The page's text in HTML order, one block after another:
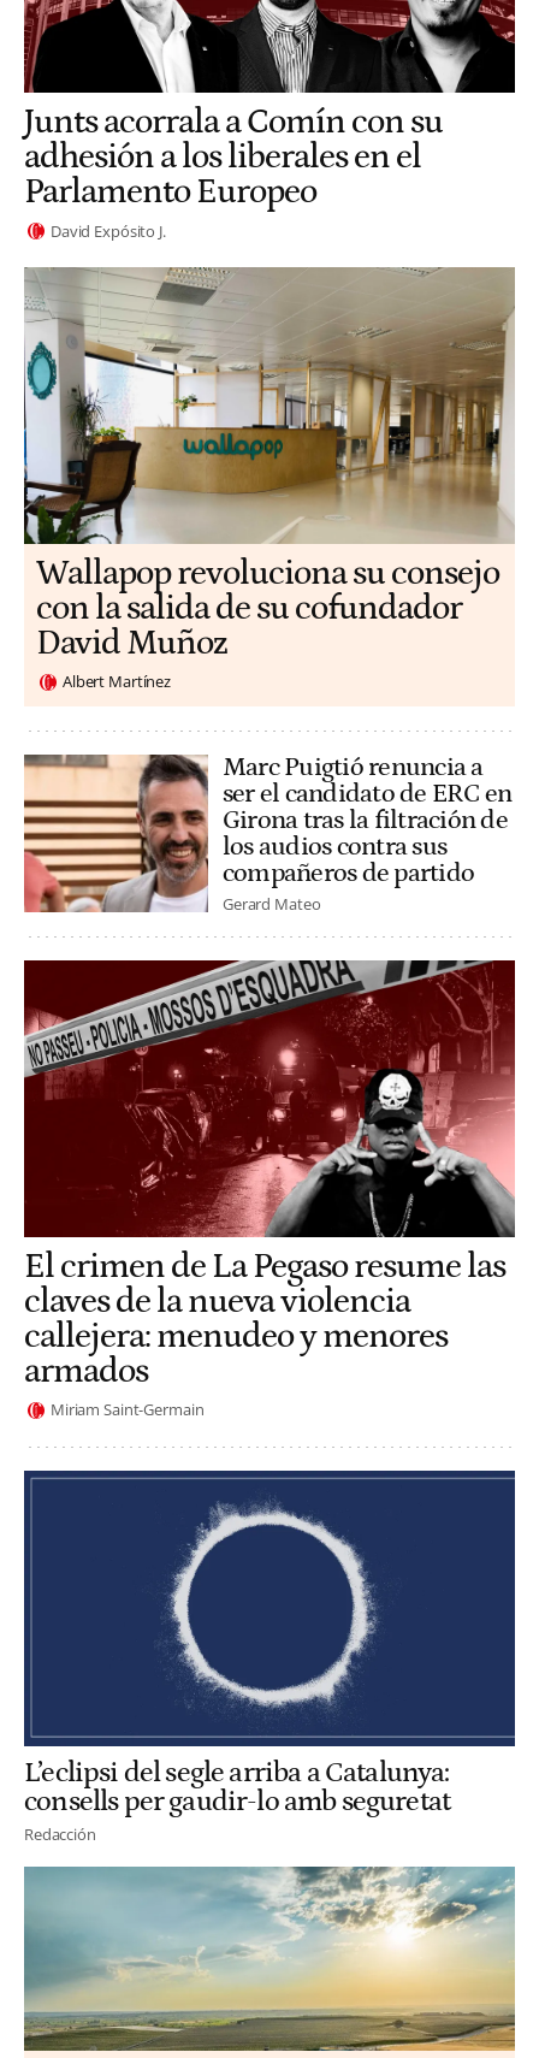
Junts acorrala a Comín con su
adhesión a los liberales en el
Parlamento Europeo
David Expósito J.
Wallapop revoluciona su consejo
con la salida de su cofundador
David Muñoz
Albert Martínez
Marc Puigtió renuncia a
ser el candidato de ERC en
Girona tras la filtración de
los audios contra sus
compañeros de partido
Gerard Mateo
El crimen de La Pegaso resume las
claves de la nueva violencia
callejera: menudeo y menores
armados
Miriam Saint-Germain
L’eclipsi del segle arriba a Catalunya:
consells per gaudir-lo amb seguretat
Redacción